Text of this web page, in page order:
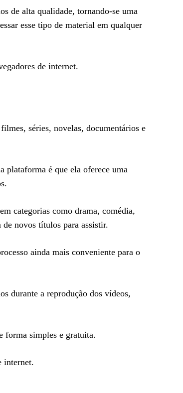
de alta qualidade, tornando-se uma
esse tipo de material em qualquer
de internet.
séries, novelas, documentários e
plataforma é que ela oferece uma
categorias como drama, comédia,
novos títulos para assistir.
ainda mais conveniente para o
durante a reprodução dos vídeos,
forma simples e gratuita.
internet.